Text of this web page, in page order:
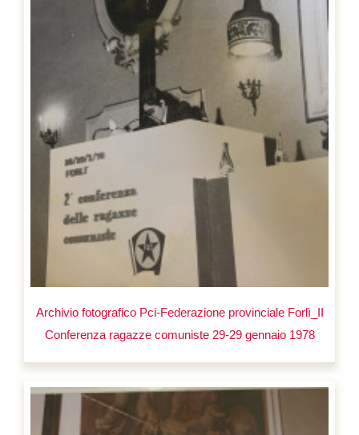
Archivio fotografico Pci-Federazione provinciale Forlì_II
Conferenza ragazze comuniste 29-29 gennaio 1978